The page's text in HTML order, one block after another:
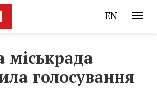
EN
міськрада
голосування